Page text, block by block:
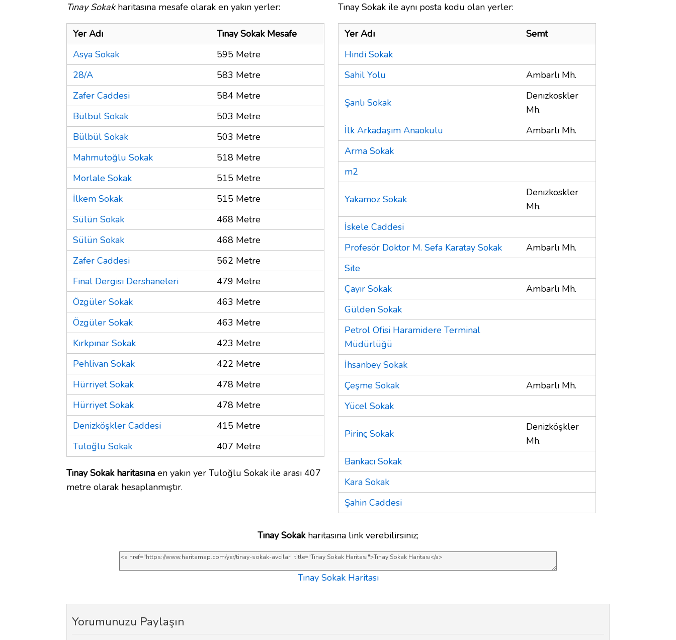
Tınay Sokakharitasına mesafe olarak en yakın yerler:
Yer Adı
Tınay Sokak Mesafe
Asya Sokak
595 Metre
28/A
583 Metre
Zafer Caddesi
584 Metre
Bülbül Sokak
503 Metre
Bülbül Sokak
503 Metre
Mahmutoğlu Sokak
518 Metre
Morlale Sokak
515 Metre
İlkem Sokak
515 Metre
Sülün Sokak
468 Metre
Sülün Sokak
468 Metre
Zafer Caddesi
562 Metre
Final Dergisi Dershaneleri
479 Metre
Özgüler Sokak
463 Metre
Özgüler Sokak
463 Metre
Kırkpınar Sokak
423 Metre
Pehlivan Sokak
422 Metre
Hürriyet Sokak
478 Metre
Hürriyet Sokak
478 Metre
Denizköşkler Caddesi
415 Metre
Tuloğlu Sokak
407 Metre
Tınay Sokak haritasına en yakın yer Tuloğlu Sokak ile arası 407
metre olarak hesaplanmıştır.
Tınay Sokak ile aynı posta kodu olan yerler:
Yer Adı
Semt
Hindi Sokak
Sahil Yolu
Ambarlı Mh.
Şanlı Sokak
Denızkoskler
Mh.
İlk Arkadaşım Anaokulu
Ambarlı Mh.
Arma Sokak
m2
Yakamoz Sokak
Denızkoskler
Mh.
İskele Caddesi
Profesör Doktor M. Sefa Karatay Sokak
Ambarlı Mh.
Site
Çayır Sokak
Ambarlı Mh.
Gülden Sokak
Petrol Ofisi Haramidere Terminal
Müdürlüğü
İhsanbey Sokak
Çeşme Sokak
Ambarlı Mh.
Yücel Sokak
Pirinç Sokak
Denizköşkler
Mh.
Bankacı Sokak
Kara Sokak
Şahin Caddesi
Tınay Sokakharitasına link verebilirsiniz;
Tınay Sokak Haritası
Yorumunuzu Paylaşın